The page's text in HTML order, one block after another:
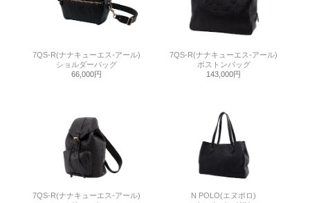
7QS-R(ナナキューエス-アール)
ショルダーバッグ
66,000円
7QS-R(ナナキューエス-アール)
ボストンバッグ
143,000円
7QS-R(ナナキューエス-アール)
N POLO(エヌポロ)